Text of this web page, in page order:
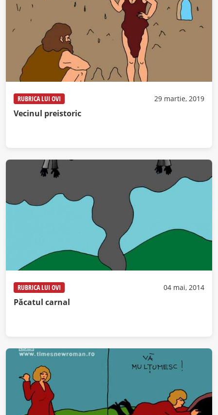
RUBRICA LUI OVI 29 martie, 2019
Vecinul preistoric
RUBRICA LUI OVI 04 mai, 2014
Păcatul carnal